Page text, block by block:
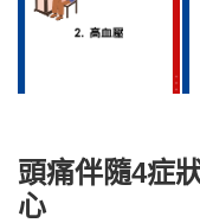
頭痛伴隨4症
心